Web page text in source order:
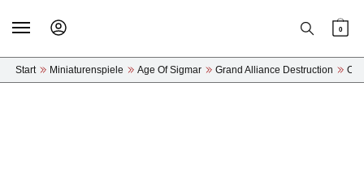
0
Start » Miniaturenspiele » Age Of Sigmar » Grand Alliance Destruction »